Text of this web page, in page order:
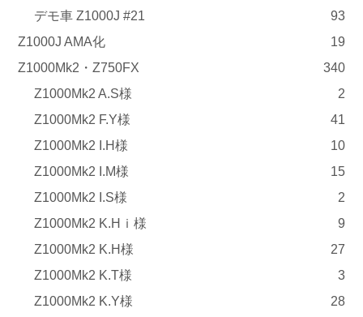
デモ車 Z1000J #21
93
Z1000J AMA化
19
Z1000Mk2・Z750FX
340
Z1000Mk2 A.S様
2
Z1000Mk2 F.Y様
41
Z1000Mk2 I.H様
10
Z1000Mk2 I.M様
15
Z1000Mk2 I.S様
2
Z1000Mk2 K.Hｉ様
9
Z1000Mk2 K.H様
27
Z1000Mk2 K.T様
3
Z1000Mk2 K.Y様
28